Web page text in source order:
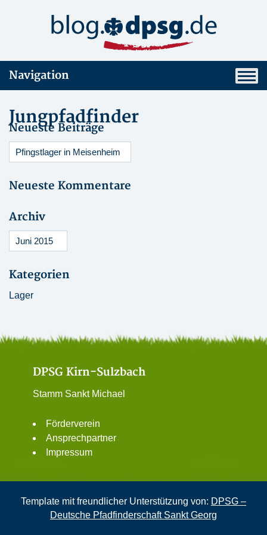
Navigation
Jungpfadfinder
Neueste Beiträge
Pfingstlager in Meisenheim
Neueste Kommentare
Archiv
Juni 2015
Kategorien
Lager
DPSG Kirn-Sulzbach
Stamm Sankt Michael
Förderverein
Ansprechpartner
Impressum
Template mit freundlicher Unterstützung von: DPSG –
Deutsche Pfadfinderschaft Sankt Georg